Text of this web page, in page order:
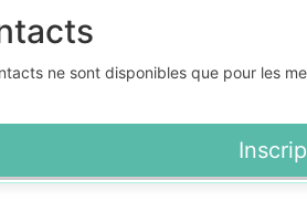
ne sont disponibles que pour les